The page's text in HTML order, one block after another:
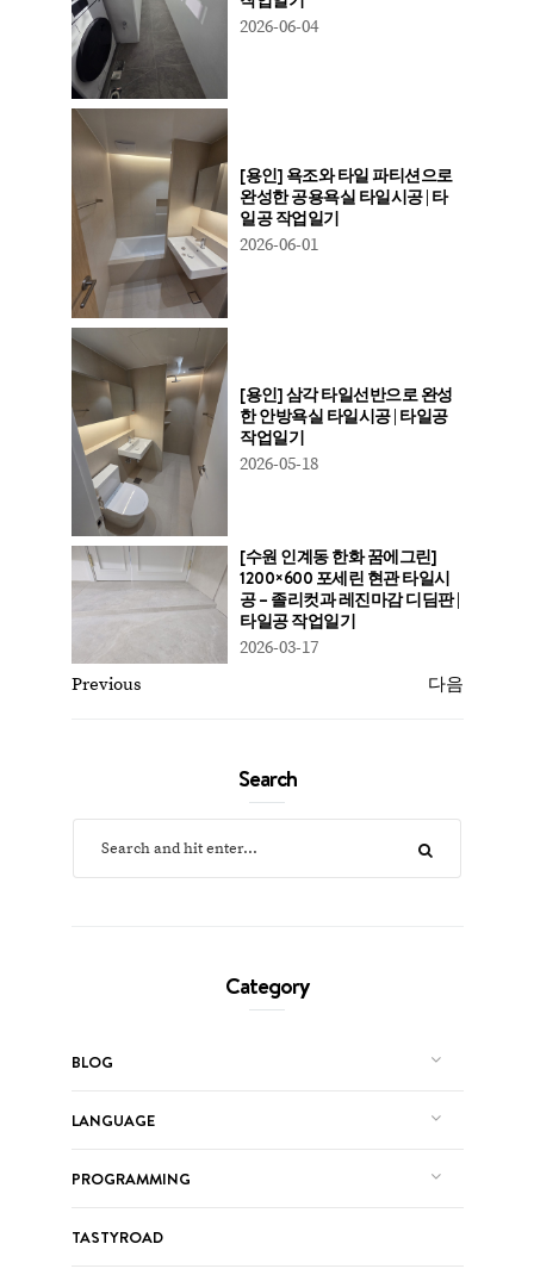
2026-06-04
[용인] 욕조와 타일 파티션으로
완성한 공용욕실 타일시공 | 타
일공 작업일기
2026-06-01
[용인] 삼각 타일선반으로 완성
한 안방욕실 타일시공 | 타일공
작업일기
2026-05-18
[수원 인계동 한화 꿈에그린]
1200×600 포세린 현관 타일시
공 – 졸리컷과 레진마감 디딤판 |
타일공 작업일기
2026-03-17
Previous
다음
Search
Category
BLOG
LANGUAGE
PROGRAMMING
TASTYROAD